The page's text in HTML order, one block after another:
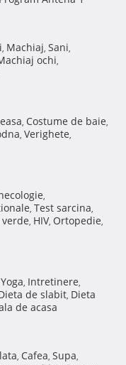
, Machiaj, Sani,
ochi,
, Costume de baie,
, Verighete,
,
, Test sarcina,
verde, HIV, Ortopedie,
Yoga, Intretinere,
de slabit, Dieta
de acasa
, Cafea, Supa,